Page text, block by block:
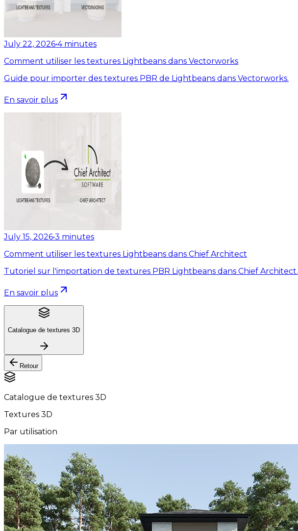
July 22, 2026•4 minutes
Comment utiliser les textures Lightbeans dans Vectorworks
Guide pour importer des textures PBR de Lightbeans dans Vectorworks.
En savoir plus
July 15, 2026•3 minutes
Comment utiliser les textures Lightbeans dans Chief Architect
Tutoriel sur l'importation de textures PBR Lightbeans dans Chief Architect.
En savoir plus
Catalogue de textures 3D
Retour
Catalogue de textures 3D
Textures 3D
Par utilisation